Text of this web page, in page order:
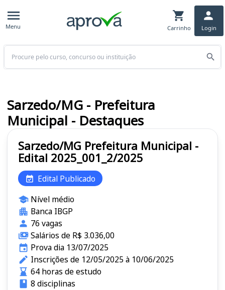
Menu Carrinho Login
Buscar
Sarzedo/MG Prefeitura Municipal -
Edital 2025_001_2/2025
Edital Publicado
Nível médio
Banca IBGP
76 vagas
Salários de R$ 3.036,00
Prova dia 13/07/2025
Inscrições de 12/05/2025 à 10/06/2025
64 horas de estudo
8 disciplinas
Sarzedo/MG - Prefeitura
Municipal - Destaques